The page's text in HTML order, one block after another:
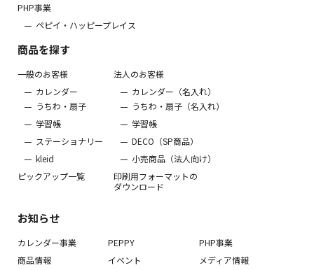
PHP事業
ペピイ・ハッピープレイス
商品を探す
一般のお客様
カレンダー
うちわ・扇子
学習帳
ステーショナリー
kleid
ピックアップ一覧
法人のお客様
カレンダー（名入れ）
うちわ・扇子（名入れ）
学習帳
DECO（SP商品）
小売商品（法人向け）
印刷用フォーマットの
ダウンロード
お知らせ
カレンダー事業 PEPPY
PHP事業
商品情報
イベント
メディア情報